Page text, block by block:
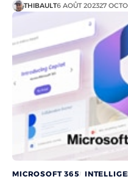
THIBAULT6 AOÛT 202327
MICROSOFT 365